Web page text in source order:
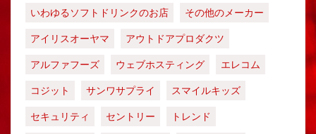
いわゆるソフトドリンクのお店
その他のメーカー
アイリスオーヤマ
アウトドアプロダクツ
アルファフーズ
ウェブホスティング
エレコム
コジット
サンワサプライ
スマイルキッズ
セキュリティ
セントリー
トレンド